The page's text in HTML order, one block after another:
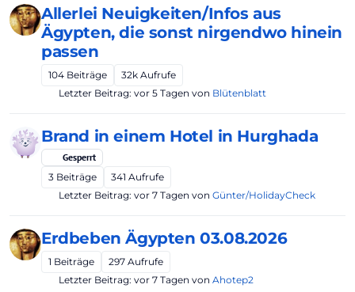
Allerlei Neuigkeiten/Infos aus
Ägypten, die sonst nirgendwo hinein
passen
104 Beiträge 32k Aufrufe
Letzter Beitrag: vor 5 Tagen von Blütenblatt
Brand in einem Hotel in Hurghada
Gesperrt
3 Beiträge 341 Aufrufe
Letzter Beitrag: vor 7 Tagen von Günter/HolidayCheck
Erdbeben Ägypten 03.08.2026
1 Beiträge 297 Aufrufe
Letzter Beitrag: vor 7 Tagen von Ahotep2